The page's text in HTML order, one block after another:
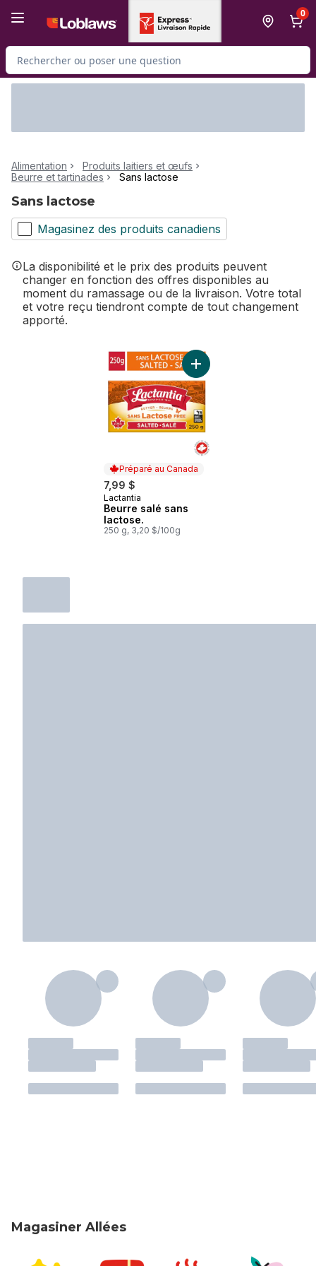
0
Rechercher des produits
Alimentation
Produits laitiers et œufs
Beurre et tartinades
Sans lactose
Sans lactose
Magasinez des produits canadiens
La disponibilité et le prix des produits peuvent
changer en fonction des offres disponibles au
moment du ramassage ou de la livraison. Votre total
et votre reçu tiendront compte de tout changement
apporté.
Préparé au Canada
7,99 $
Préparé au Canada
Lactantia
Beurre salé sans
lactose.
250 g, 3,20 $/100g
Ajouter Beurre salé sans
Magasiner Allées